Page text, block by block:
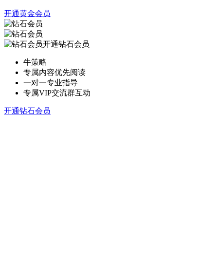
开通黄金会员
开通钻石会员
牛策略
专属内容优先阅读
一对一专业指导
专属VIP交流群互动
开通钻石会员